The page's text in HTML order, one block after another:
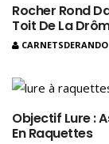
Rocher Rond
Toit De La
CARNETSDERANDO
Objectif Lure :
En Raquettes